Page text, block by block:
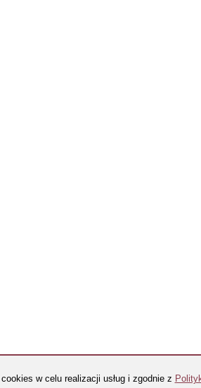
w celu realizacji usług i zgodnie z